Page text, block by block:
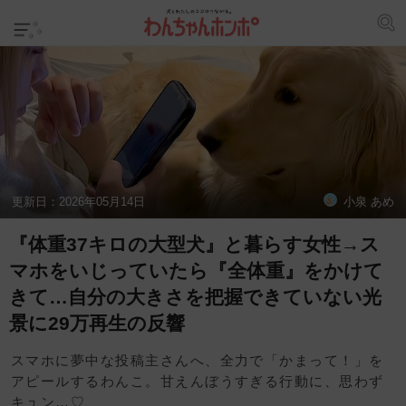
更新日： 2026年05月14日 小泉 あめ
『体重37キロの大型犬』と暮らす女性→ス
マホをいじっていたら『全体重』をかけて
きて…自分の大きさを把握できていない光
景に29万再生の反響
スマホに夢中な投稿主さんへ、全力で「かまって！」を
アピールするわんこ。甘えんぼうすぎる行動に、思わず
キュン…♡